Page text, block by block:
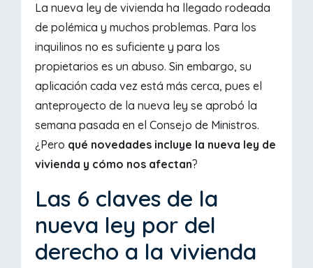
La nueva ley de vivienda ha llegado rodeada
de polémica y muchos problemas. Para los
inquilinos no es suficiente y para los
propietarios es un abuso. Sin embargo, su
aplicación cada vez está más cerca, pues el
anteproyecto de la nueva ley se aprobó la
semana pasada en el Consejo de Ministros.
¿Pero qué novedades incluye la nueva ley de
vivienda y cómo nos afectan?
Las 6 claves de la
nueva ley por del
derecho a la vivienda